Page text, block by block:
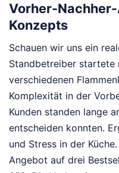
Vorher-
Konzepts
Schauen wir uns ein
Standbetreiber
verschiedenen
Komplexität in der
Kunden standen lange
entscheiden konnten.
und Stress in der
Angebot auf drei